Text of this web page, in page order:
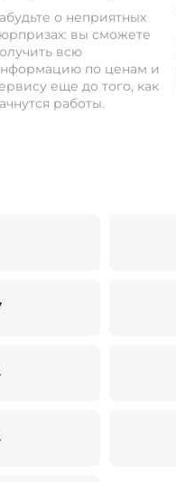
о неприятных
вы сможете
всю
по ценам и
еще до того, как
работы.